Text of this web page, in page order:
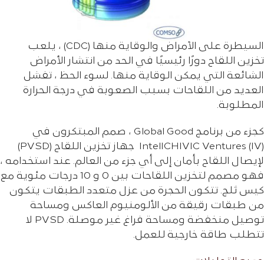
في الصناعة الطبية هو استخدامه
في مجال الوقاية من الأمراض المعدية. وفقًا لمراكز
السيطرة على الأمراض والوقاية منها (CDC) ، يلعب
تخزين اللقاح دورًا رئيسيًا في الحد من انتشار الأمراض
الشائعة التي يمكن الوقاية منها. لسوء الحظ ، تفشل
العديد من اللقاحات بسبب الصعوبة في درجة الحرارة
المطلوبة.
كجزء من برنامج Global Good ، صمم المبتكرون في
IntelICHIVIC Ventures (IV) جهاز تخزين اللقاح (PVSD)
لإيصال اللقاح بأمان إلى أي جزء من العالم. عند استخدامه ،
فهو مصمم لتخزين اللقاحات بين 0 و 10 درجات مئوية مع
كيس ثلج. تتكون الحجرة من عزل متعدد الطبقات يتكون
من طبقات رقيقة من الألومنيوم العاكس ومساحة
توصيل منخفضة ومساحة فراغ غير موصلة. PVSD لا
تتطلب طاقة خارجية للعمل.